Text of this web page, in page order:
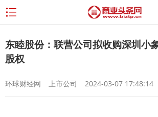
东睦股份：联营公司拟收购深圳小
股权
环球财经网 上市公司 2024-03-07 17:48:14